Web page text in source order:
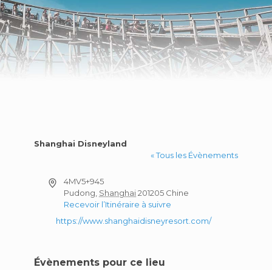
Shanghai Disneyland
« Tous les Évènements
Adresse4MV5+945
Pudong Shanghai201205 Chine
Recevoir l’Itinéraire à suivre
Site
https://www.shanghaidisneyresort.com/
Évènements pour ce lieu